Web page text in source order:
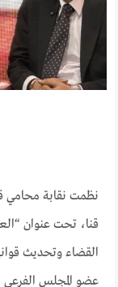
نظمت نقابة محامي
قنا، تحت عنوان
القضاء وتحديث
عضو المجلس الفرعي